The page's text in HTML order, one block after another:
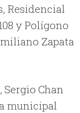
Residencial
y Polígono
Zapata
Sergio Chan
municipal